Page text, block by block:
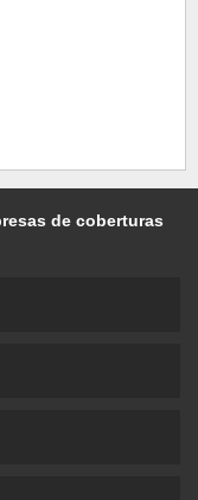
de coberturas